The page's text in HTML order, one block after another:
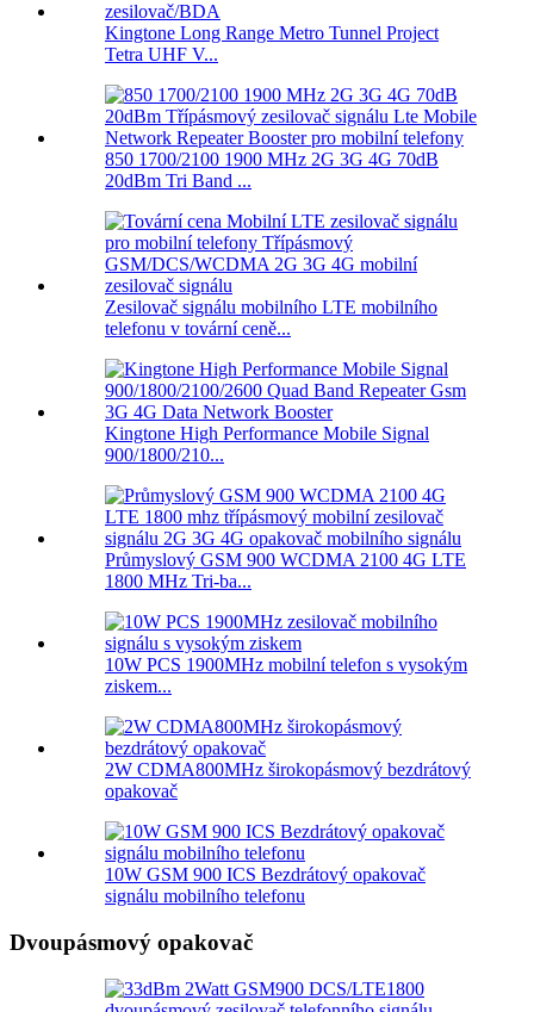
Kingtone Long Range Metro Tunnel Project
Tetra UHF V...
850 1700/2100 1900 MHz 2G 3G 4G 70dB
20dBm Tri Band ...
Zesilovač signálu mobilního LTE mobilního
telefonu v tovární ceně...
Kingtone High Performance Mobile Signal
900/1800/210...
Průmyslový GSM 900 WCDMA 2100 4G LTE
1800 MHz Tri-ba...
10W PCS 1900MHz mobilní telefon s vysokým
ziskem...
2W CDMA800MHz širokopásmový bezdrátový
opakovač
10W GSM 900 ICS Bezdrátový opakovač
signálu mobilního telefonu
Dvoupásmový opakovač